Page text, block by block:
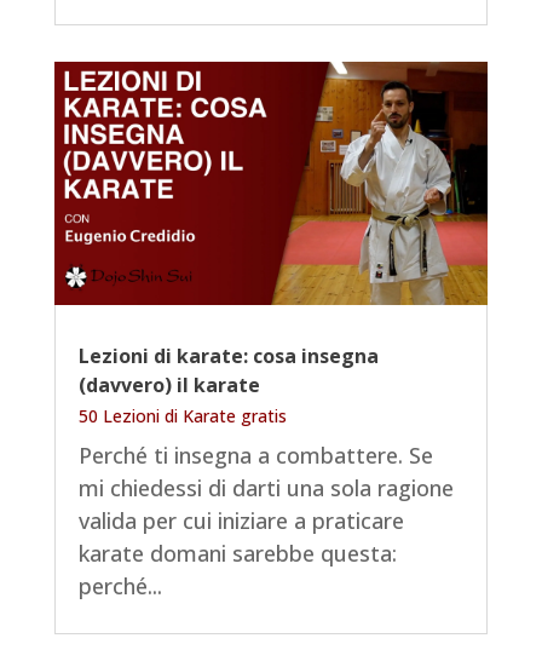
Lezioni di karate: cosa insegna
(davvero) il karate
50 Lezioni di Karate gratis
Perché ti insegna a combattere. Se
mi chiedessi di darti una sola ragione
valida per cui iniziare a praticare
karate domani sarebbe questa:
perché...